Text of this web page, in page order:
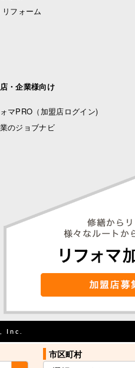
フォーム
・企業様向け
マPRO （加盟店ログイン)
のジョブナビ
Inc.
市区町村